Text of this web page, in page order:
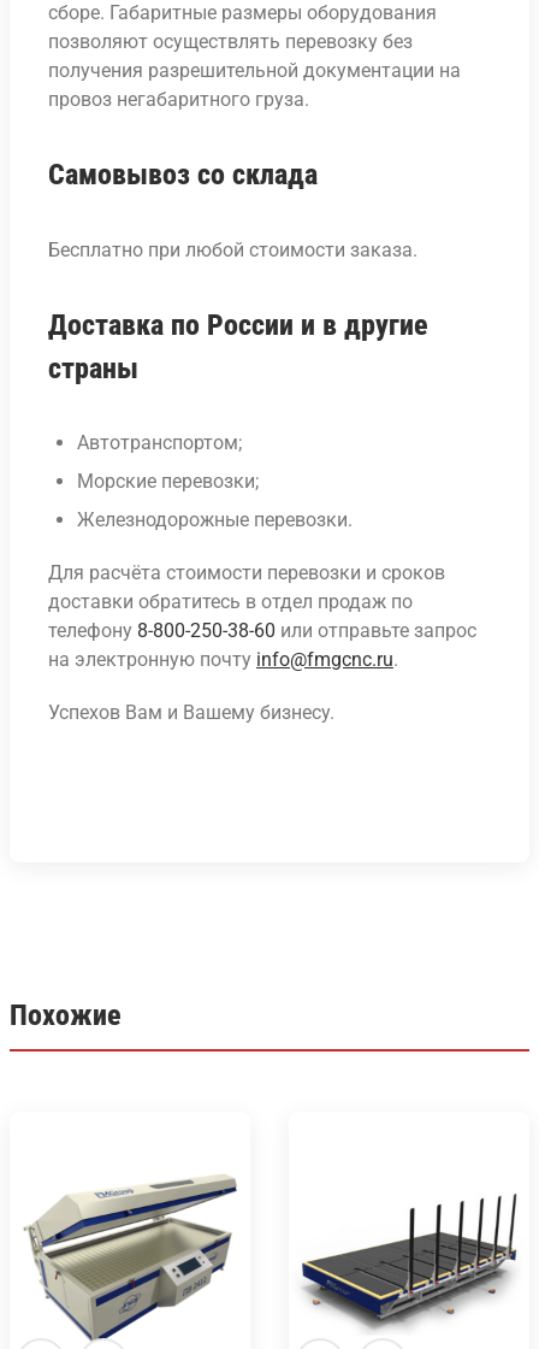
сборе. Габаритные размеры оборудования
позволяют осуществлять перевозку без
получения разрешительной документации на
провоз негабаритного груза.
Самовывоз со склада
Бесплатно при любой стоимости заказа.
Доставка по России и в другие
страны
Автотранспортом;
Морские перевозки;
Железнодорожные перевозки.
Для расчёта стоимости перевозки и сроков
доставки обратитесь в отдел продаж по
телефону 8-800-250-38-60 или отправьте запрос
на электронную почту info@fmgcnc.ru.
Успехов Вам и Вашему бизнесу.
Похожие